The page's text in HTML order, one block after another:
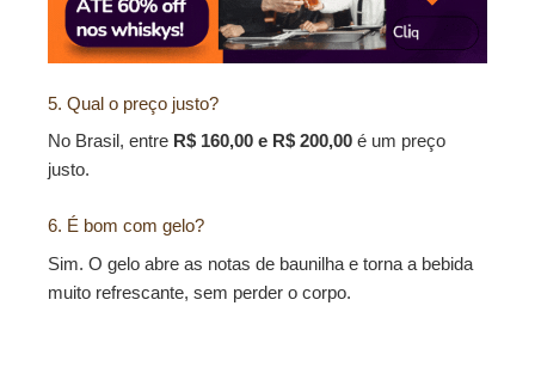
5. Qual o preço justo?
No Brasil, entre R$ 160,00 e R$ 200,00 é um preço
justo.
6. É bom com gelo?
Sim. O gelo abre as notas de baunilha e torna a bebida
muito refrescante, sem perder o corpo.